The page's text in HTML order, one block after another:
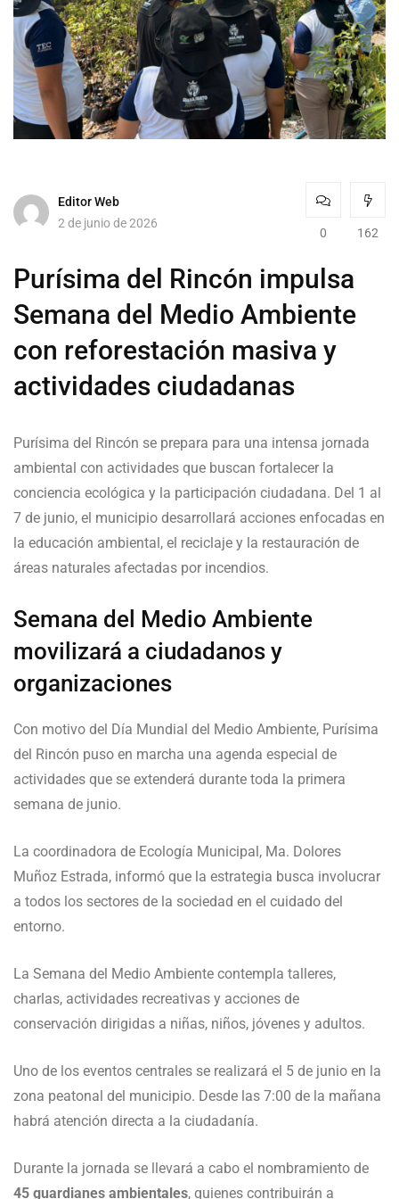
Editor Web
2 de junio de 2026
0 162
Purísima del Rincón impulsa
Semana del Medio Ambiente
con reforestación masiva y
actividades ciudadanas
Purísima del Rincón se prepara para una intensa jornada
ambiental con actividades que buscan fortalecer la
conciencia ecológica y la participación ciudadana. Del 1 al
7 de junio, el municipio desarrollará acciones enfocadas en
la educación ambiental, el reciclaje y la restauración de
áreas naturales afectadas por incendios.
Semana del Medio Ambiente
movilizará a ciudadanos y
organizaciones
Con motivo del Día Mundial del Medio Ambiente, Purísima
del Rincón puso en marcha una agenda especial de
actividades que se extenderá durante toda la primera
semana de junio.
La coordinadora de Ecología Municipal, Ma. Dolores
Muñoz Estrada, informó que la estrategia busca involucrar
a todos los sectores de la sociedad en el cuidado del
entorno.
La Semana del Medio Ambiente contempla talleres,
charlas, actividades recreativas y acciones de
conservación dirigidas a niñas, niños, jóvenes y adultos.
Uno de los eventos centrales se realizará el 5 de junio en la
zona peatonal del municipio. Desde las 7:00 de la mañana
habrá atención directa a la ciudadanía.
Durante la jornada se llevará a cabo el nombramiento de
45 guardianes ambientales, quienes contribuirán a